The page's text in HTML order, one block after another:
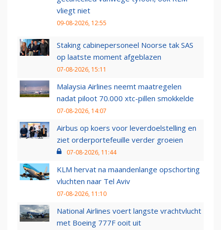
vliegt niet
09-08-2026, 12:55
Staking cabinepersoneel Noorse tak SAS
op laatste moment afgeblazen
07-08-2026, 15:11
Malaysia Airlines neemt maatregelen
nadat piloot 70.000 xtc-pillen smokkelde
07-08-2026, 14:07
Airbus op koers voor leverdoelstelling en
ziet orderportefeuille verder groeien
07-08-2026, 11:44
KLM hervat na maandenlange opschorting
vluchten naar Tel Aviv
07-08-2026, 11:10
National Airlines voert langste vrachtvlucht
met Boeing 777F ooit uit